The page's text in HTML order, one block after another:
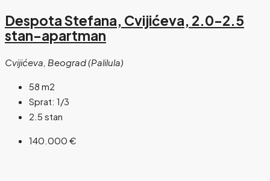
Despota Stefana, Cvijićeva, 2.0-2.5
stan-apartman
Cvijićeva, Beograd (Palilula)
58 m2
Sprat: 1/3
2.5 stan
140.000 €